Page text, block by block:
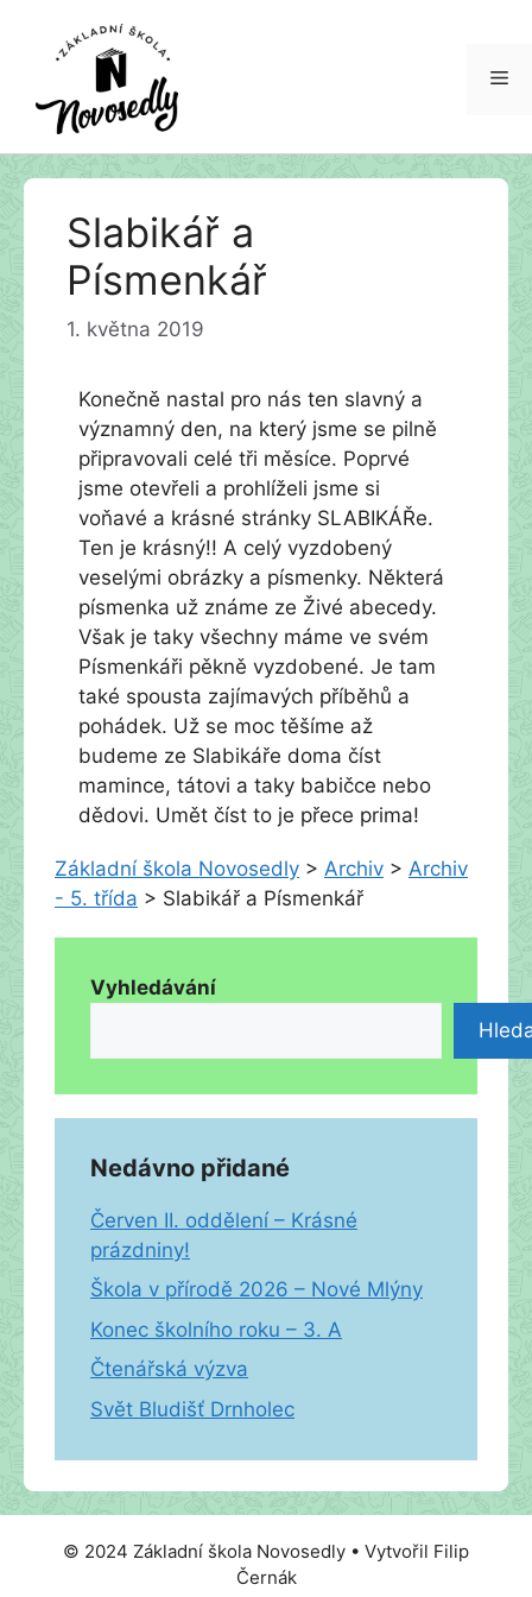
Přeskočit
Slabikář a
Písmenkář
1. května 2019
Konečně nastal pro nás ten slavný a
významný den, na který jsme se pilně
připravovali celé tři měsíce. Poprvé
jsme otevřeli a prohlíželi jsme si
voňavé a krásné stránky SLABIKÁŘe.
Ten je krásný!! A celý vyzdobený
veselými obrázky a písmenky. Některá
písmenka už známe ze Živé abecedy.
Však je taky všechny máme ve svém
Písmenkáři pěkně vyzdobené. Je tam
také spousta zajímavých příběhů a
pohádek. Už se moc těšíme až
budeme ze Slabikáře doma číst
mamince, tátovi a taky babičce nebo
dědovi. Umět číst to je přece prima!
Základní škola Novosedly > Archiv > Archiv
- 5. třída > Slabikář a Písmenkář
Vyhledávání
Nedávno přidané
Červen II. oddělení – Krásné
prázdniny!
Škola v přírodě 2026 – Nové Mlýny
Konec školního roku – 3. A
Čtenářská výzva
Svět Bludišť Drnholec
© 2024 Základní škola Novosedly • Vytvořil Filip
Černák